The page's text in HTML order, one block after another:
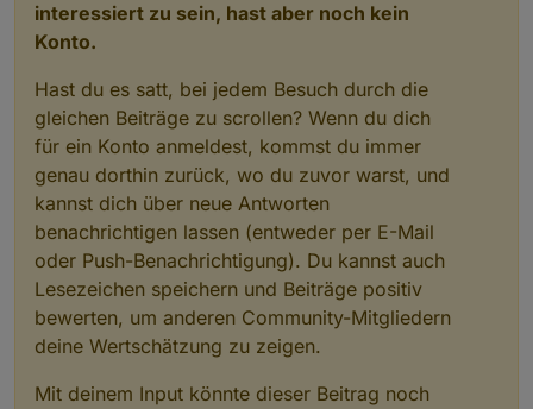
interessiert zu sein, hast aber noch kein
Konto.
Hast du es satt, bei jedem Besuch durch die
gleichen Beiträge zu scrollen? Wenn du dich
für ein Konto anmeldest, kommst du immer
genau dorthin zurück, wo du zuvor warst, und
kannst dich über neue Antworten
benachrichtigen lassen (entweder per E-Mail
oder Push-Benachrichtigung). Du kannst auch
Lesezeichen speichern und Beiträge positiv
bewerten, um anderen Community-Mitgliedern
deine Wertschätzung zu zeigen.
Mit deinem Input könnte dieser Beitrag noch